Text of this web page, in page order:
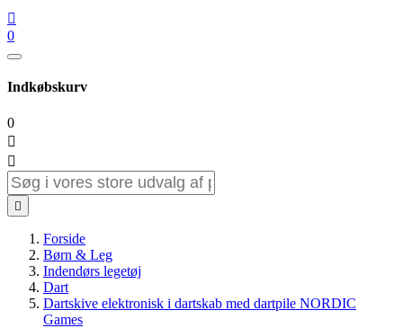

0
Indkøbskurv
0



Forside
Børn & Leg
Indendørs legetøj
Dart
Dartskive elektronisk i dartskab med dartpile NORDIC
Games